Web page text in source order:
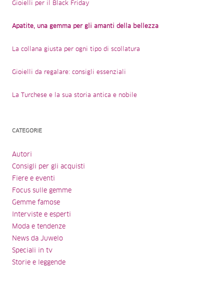
Gioielli per il Black Friday
Apatite, una gemma per gli amanti della bellezza
La collana giusta per ogni tipo di scollatura
Gioielli da regalare: consigli essenziali
La Turchese e la sua storia antica e nobile
CATEGORIE
Autori
Consigli per gli acquisti
Fiere e eventi
Focus sulle gemme
Gemme famose
Interviste e esperti
Moda e tendenze
News da Juwelo
Speciali in tv
Storie e leggende